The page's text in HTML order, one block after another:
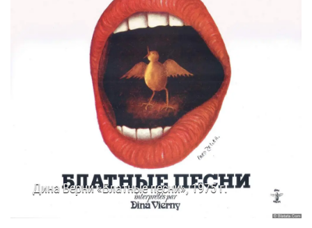
Дина Верни «Блатные песни», 1975 г.